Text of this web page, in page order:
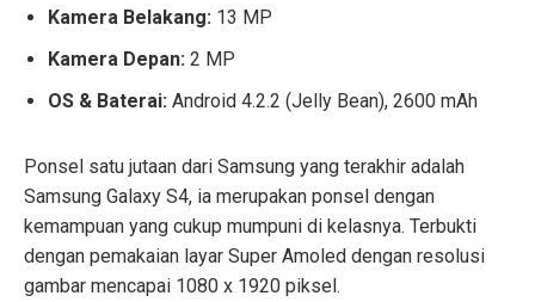
Kamera Belakang: 13 MP
Kamera Depan: 2 MP
OS & Baterai: Android 4.2.2 (Jelly Bean), 2600 mAh
Ponsel satu jutaan dari Samsung yang terakhir adalah
Samsung Galaxy S4, ia merupakan ponsel dengan
kemampuan yang cukup mumpuni di kelasnya. Terbukti
dengan pemakaian layar Super Amoled dengan resolusi
gambar mencapai 1080 x 1920 piksel.